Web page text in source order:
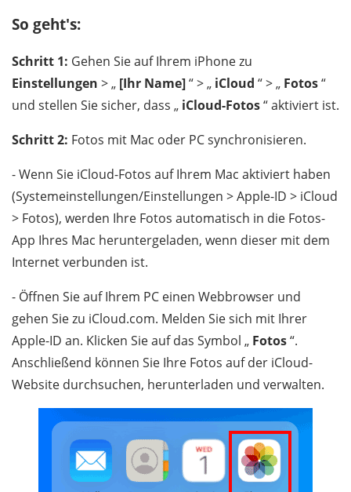
So geht's:
Schritt 1: Gehen Sie auf Ihrem iPhone zu
Einstellungen > „ [Ihr Name]“ > „ iCloud “ > „ Fotos“
und stellen Sie sicher, dass „ iCloud-Fotos“ aktiviert ist.
Schritt 2: Fotos mit Mac oder PC synchronisieren.
- Wenn Sie iCloud-Fotos auf Ihrem Mac aktiviert haben
(Systemeinstellungen/Einstellungen > Apple-ID > iCloud
> Fotos), werden Ihre Fotos automatisch in die Fotos-
App Ihres Mac heruntergeladen, wenn dieser mit dem
Internet verbunden ist.
- Öffnen Sie auf Ihrem PC einen Webbrowser und
gehen Sie zu iCloud.com. Melden Sie sich mit Ihrer
Apple-ID an. Klicken Sie auf das Symbol „ Fotos“.
Anschließend können Sie Ihre Fotos auf der iCloud-
Website durchsuchen, herunterladen und verwalten.